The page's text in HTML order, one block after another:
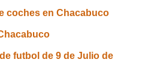
coches en Chacabuco
futbol de 9 de Julio de